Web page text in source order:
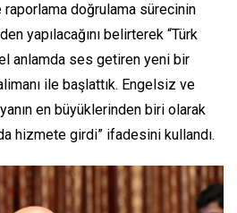
doğrulama sürecinin
yapılacağını belirterek “Türk
anlamda ses getiren yeni bir
ile başlattık. Engelsiz ve
en büyüklerinden biri olarak
hizmete girdi” ifadesini kullandı.